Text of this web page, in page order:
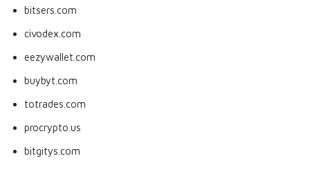
bitsers.com
civodex.com
eezywallet.com
buybyt.com
totrades.com
procrypto.us
bitgitys.com